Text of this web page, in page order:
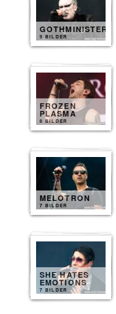
GOTHMINISTER
9 BILDER
FROZEN
PLASMA
8 BILDER
MELOTRON
7 BILDER
SHE HATES
EMOTIONS
7 BILDER